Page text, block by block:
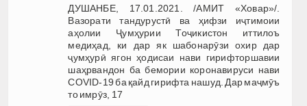
ДУШАНБЕ, 17.01.2021. /АМИТ «Ховар»/.
Вазорати тандурустӣ ва ҳифзи иҷтимоии
аҳолии Ҷумҳурии Тоҷикистон иттилоъ
медиҳад, ки дар як шабонарӯзи охир дар
ҷумҳурӣ ягон ҳодисаи нави гирифторшавии
шаҳрвандон ба бемории коронавируси нави
COVID-19 ба қайд гирифта нашуд. Дар маҷмӯъ
то имрӯз, 17